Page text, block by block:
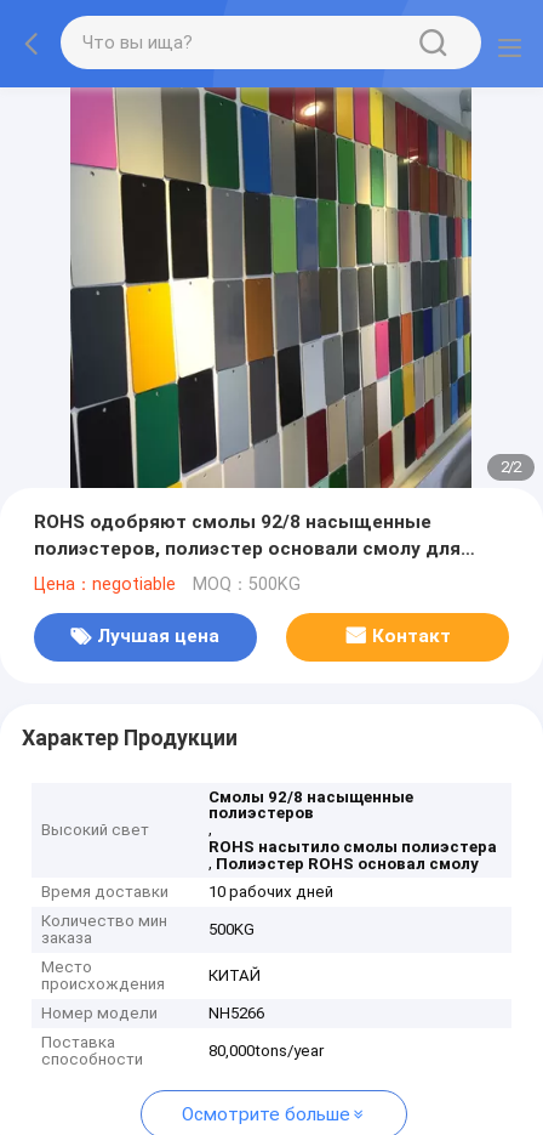
2/2
ROHS одобряют смолы 92/8 насыщенные
полиэстеров, полиэстер основали смолу для
покрытия цвета
Цена：negotiable MOQ：500KG
Лучшая цена Контакт
Характер Продукции
Высокий свет
Смолы 92/8 насыщенные
полиэстеров
,
ROHS насытило смолы полиэстера
, Полиэстер ROHS основал смолу
Время доставки
10 рабочих дней
Количество мин
заказа
500KG
Место
происхождения
КИТАЙ
Номер модели
NH5266
Поставка
способности
80,000tons/year
Осмотрите больше